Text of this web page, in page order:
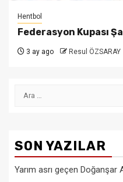
Hentbol
Federasyon Kupası
3 ay ago Resul ÖZSARAY
Arama:
SON YAZILAR
Yarım asrı geçen Doğanşar